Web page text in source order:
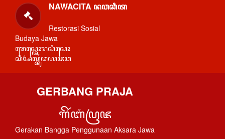
NAWACITA ꦤꦮꦕꦶꦠ
Restorasi Sosial
Budaya Jawa
ꦫꦺꦱ꧀ꦠꦺꦴꦫꦱꦶꦱꦺꦴ
ꦱꦶꦄꦭ꧀ꦧꦸꦣꦪꦗꦮ
GERBANG PRAJA
ꦒꦼꦂꦧꦁꦥꦿꦗ
Gerakan Bangga Penggunaan Aksara Jawa